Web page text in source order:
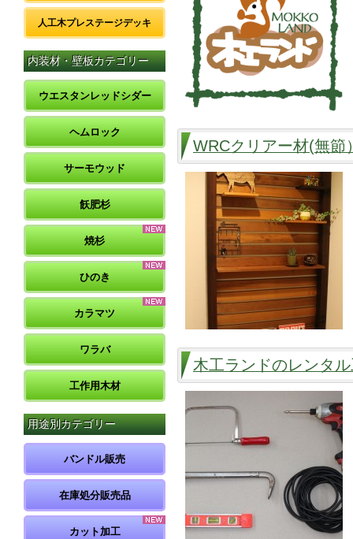
人工木プレステージデッキ
内装材・壁板カテゴリー
ウエスタンレッドシダー
ヘムロック
サーモウッド
飫肥杉
焼杉
ひのき
カラマツ
ワラバ
工作用木材
用途別カテゴリー
バンドル販売
在庫処分販売品
カット加工
WRCクリアー材(無節
木工ランドのレンタ